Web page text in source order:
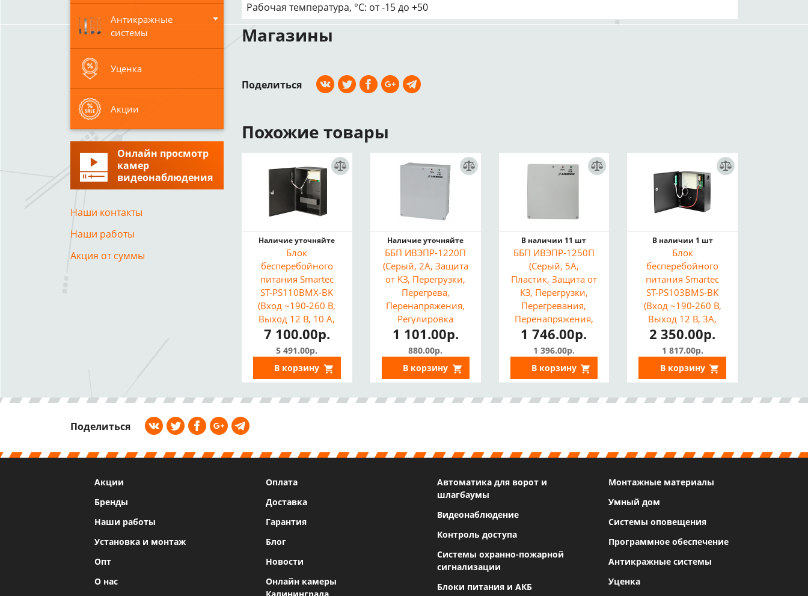
Антикражные
системы
Уценка
Акции
Онлайн просмотр
камер
видеонаблюдения
Наши контакты
Наши работы
Акция от суммы
Рабочая температура, °С: от -15 до +50
Магазины
Поделиться
Похожие товары
Наличие уточняйте
Блок
бесперебойного
питания Smartec
ST-PS110BMX-BK
(Вход ~190-260 В,
Выход 12 В, 10 А,
2x17 А/ч, Защита
от КЗ, Глубокого
разряда,
Переполюсовки)
7 100.00р.
5 491.00р.
В корзину
Наличие уточняйте
ББП ИВЭПР-1220П
(Серый, 2А, Защита
от КЗ, Перегрузки,
Перегрева,
Перенапряжения,
Регулировка
напряжения)
1 101.00р.
880.00р.
В корзину
В наличии 11 шт
ББП ИВЭПР-1250П
(Серый, 5А,
Пластик, Защита от
КЗ, Перегрузки,
Перегревания,
Перенапряжения,
Регулировка
напряжения)
1 746.00р.
1 396.00р.
В корзину
В наличии 1 шт
Блок
бесперебойного
питания Smartec
ST-PS103BMS-BK
(Вход ~190-260 В,
Выход 12 В, 3A,
Под АКБ 7 А/ч,
Защита от КЗ,
перегрузки,
глубокого разряда)
2 350.00р.
1 817.00р.
В корзину
Поделиться
Акции
Бренды
Наши работы
Установка и монтаж
Опт
О нас
Оплата
Доставка
Гарантия
Блог
Новости
Онлайн камеры
Автоматика для ворот и
шлагбаумы
Видеонаблюдение
Контроль доступа
Системы охранно-пожарной
сигнализации
Блоки питания и АКБ
Монтажные материалы
Умный дом
Системы оповещения
Программное обеспечение
Антикражные системы
Уценка